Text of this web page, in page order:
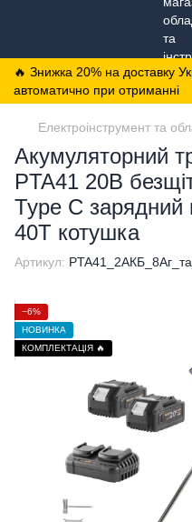
🔥 Знижка 20% на доставку
автоматично при отриманні
Електроінструмент та
Акумуляторний
PTA41 20В
Type C зарядний
40Т котушка
Артикул:
−6%
НОВИНКА
КОМПЛЕКТАЦІЯ 🔥